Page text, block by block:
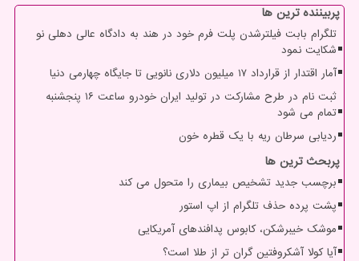
پربیننده ترین ها
تلگرام بابت فیلترشدن پلت فرم خود در هند به دادگاه عالی دهلی نو
شکایت نمود
آمار اقتدار از قرارداد ۱۷ میلیون دلاری نانویی تا جایگاه چهارمی دنیا
ثبت نام در طرح مشارکت در تولید ایران خودرو ساعت ۱۶ پنجشنبه
تمام می شود
ردیابی سرطان ریه با یک قطره خون
پربحث ترین ها
برچسب جدید تشخیص بیماری را متحول می کند
پشت پرده حذف تلگرام از اپ استور
موشک خیبرشکن، کابوس پدافندهای آمریکایی
آیا کولا آشکروفتین گران تر از طلا است؟